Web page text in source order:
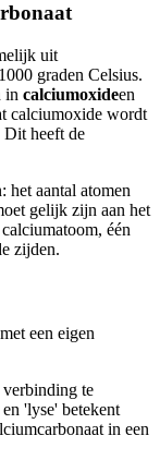
uit
graden Celsius.
in calciumoxideen
calciumoxide wordt
Dit heeft de
het aantal atomen
gelijk zijn aan het
, één
zijden.
een eigen
te
'lyse' betekent
in een